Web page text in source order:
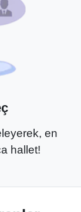
en
hallet!